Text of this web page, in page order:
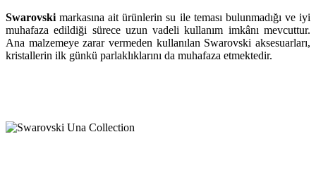
Swarovskimarkasına ait ürünlerin su ile teması bulunmadığı ve iyi
muhafaza edildiği sürece uzun vadeli kullanım imkânı mevcuttur.
Ana malzemeye zarar vermeden kullanılan Swarovski aksesuarları,
kristallerin ilk günkü parlaklıklarını da muhafaza etmektedir.